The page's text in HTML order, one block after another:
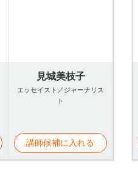
見城美枝子
エッセイスト／ジャーナリス
ト
講師候補に入れる